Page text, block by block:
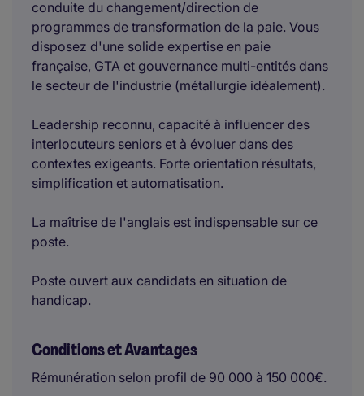
conduite du changement/direction de
programmes de transformation de la paie. Vous
disposez d'une solide expertise en paie
française, GTA et gouvernance multi-entités dans
le secteur de l'industrie (métallurgie idéalement).
Leadership reconnu, capacité à influencer des
interlocuteurs seniors et à évoluer dans des
contextes exigeants. Forte orientation résultats,
simplification et automatisation.
La maîtrise de l'anglais est indispensable sur ce
poste.
Poste ouvert aux candidats en situation de
handicap.
Conditions et Avantages
Rémunération selon profil de 90 000 à 150 000€.